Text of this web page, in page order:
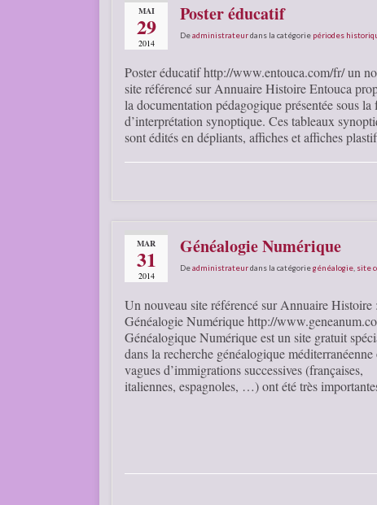
MAI
29
2014
Poster éducatif
Deadministrateurdans la catégorie périodes
Poster éducatif http://www.entouca.com/fr/ un
site référencé sur Annuaire Histoire Entouca
la documentation pédagogique présentée sous la
d’interprétation synoptique. Ces tableaux
sont édités en dépliants, affiches et affiches
MAR
31
2014
Généalogie Numérique
Deadministrateurdans la catégoriegénéalogie site
Un nouveau site référencé sur Annuaire Histoire :
Généalogie Numérique http://
Généalogique Numérique est un site gratuit
dans la recherche généalogique méditerranéenne
vagues d’immigrations successives (françaises,
italiennes, espagnoles, …) ont été très